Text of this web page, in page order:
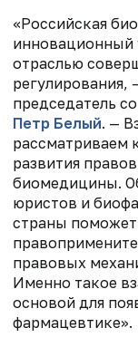
«Российская
инновационный
отраслью
регулирования,
председатель
Петр Белый. —
рассматриваем
развития
биомедицины.
юристов и
страны
правовых
Именно такое
основой для
фармацевтике».